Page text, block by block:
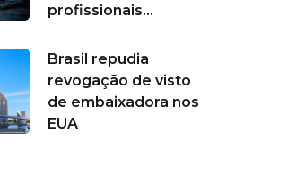
profissionais...
Brasil repudia
revogação de visto
de embaixadora nos
EUA